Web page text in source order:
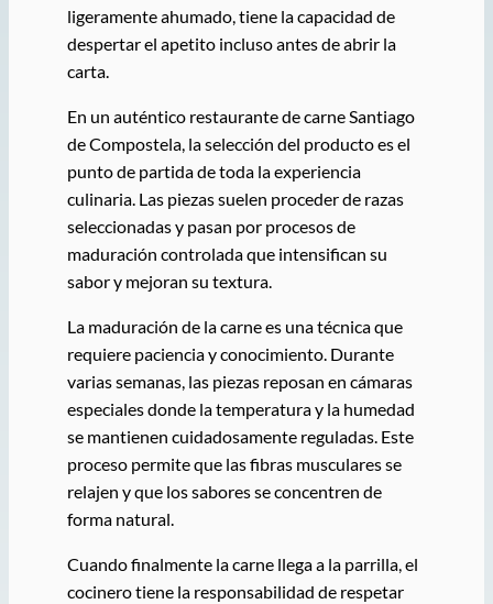
ligeramente ahumado, tiene la capacidad de
despertar el apetito incluso antes de abrir la
carta.
En un auténtico restaurante de carne Santiago
de Compostela, la selección del producto es el
punto de partida de toda la experiencia
culinaria. Las piezas suelen proceder de razas
seleccionadas y pasan por procesos de
maduración controlada que intensifican su
sabor y mejoran su textura.
La maduración de la carne es una técnica que
requiere paciencia y conocimiento. Durante
varias semanas, las piezas reposan en cámaras
especiales donde la temperatura y la humedad
se mantienen cuidadosamente reguladas. Este
proceso permite que las fibras musculares se
relajen y que los sabores se concentren de
forma natural.
Cuando finalmente la carne llega a la parrilla, el
cocinero tiene la responsabilidad de respetar